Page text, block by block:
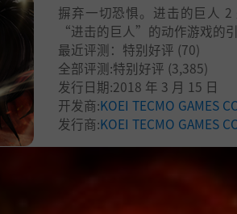
摒弃一切恐惧。进击的巨人
“进击的巨人”的动作游戏的引
最近评测： 特别好评 (70)
全部评测:特别好评 (3,385)
发行日期:2018 年 3 月 15 日
开发商:KOEI TECMO GAMES
发行商:KOEI TECMO GAMES